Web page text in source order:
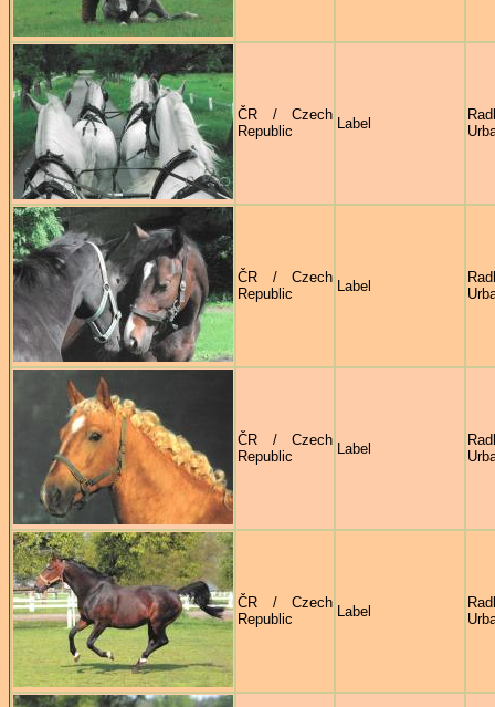
ČR / Czech
Republic
Label
ČR / Czech
Republic
Label
ČR / Czech
Republic
Label
ČR / Czech
Republic
Label